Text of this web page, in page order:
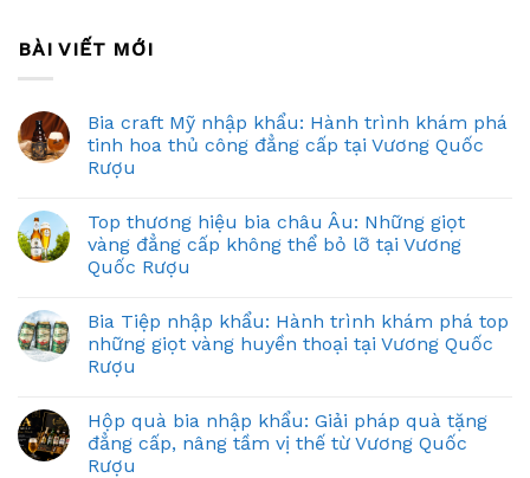
BÀI VIẾT MỚI
Bia craft Mỹ nhập khẩu: Hành trình khám phá
tinh hoa thủ công đẳng cấp tại Vương Quốc
Rượu
Top thương hiệu bia châu Âu: Những giọt
vàng đẳng cấp không thể bỏ lỡ tại Vương
Quốc Rượu
Bia Tiệp nhập khẩu: Hành trình khám phá top
những giọt vàng huyền thoại tại Vương Quốc
Rượu
Hộp quà bia nhập khẩu: Giải pháp quà tặng
đẳng cấp, nâng tầm vị thế từ Vương Quốc
Rượu